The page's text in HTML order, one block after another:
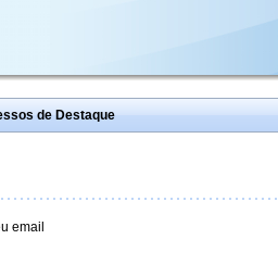
de Destaque
email